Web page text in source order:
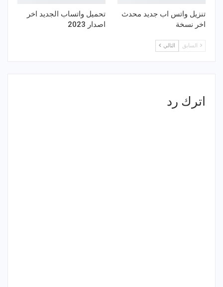
تنزيل واتس اب جديد محدث
اخر نسخة
تحميل واتساب الجديد اخر
اصدار 2023
السابق التالي
اترك رد